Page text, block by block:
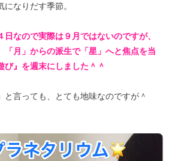
なりだす季節。
なので実際は９月ではないのですが、
「月」からの派生で「星」へと焦点を当
び』を週末にしました＾＾
と言っても、とても地味なのですが＾